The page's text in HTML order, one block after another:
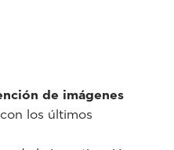
de imágenes
los últimos